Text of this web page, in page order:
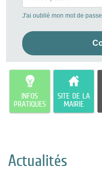
J'ai oublié mon mot de passe.
INFOS
PRATIQUES
SITE DE LA
MAIRIE
Actualités